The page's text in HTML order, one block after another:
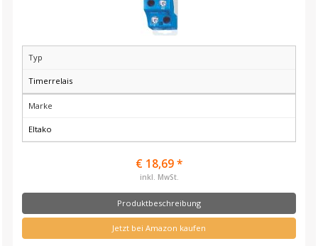
Typ
Timerrelais
Marke
Eltako
€ 18,69 *
inkl. MwSt.
Produktbeschreibung
Jetzt bei Amazon kaufen